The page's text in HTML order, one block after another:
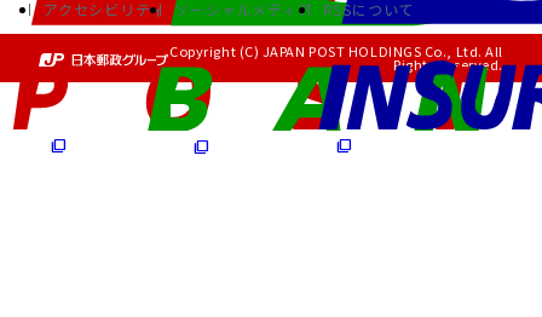
アクセシビリティ
ソーシャルメディア RSSについて
Copyright (C) JAPAN POST HOLDINGS Co., Ltd. All
Rights Reserved.